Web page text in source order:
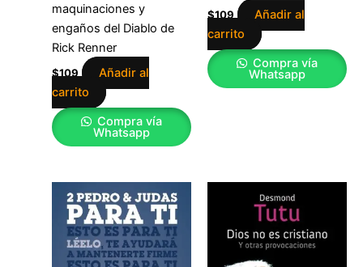
maquinaciones y
engaños del Diablo de
Rick Renner
$109
Añadir al
carrito
Compra vía
Whatsapp
$109
Añadir al
carrito
Compra vía
Whatsapp